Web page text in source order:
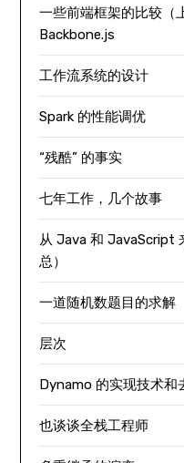
一些前端框架的比较（
Backbone.js
工作流系统的设计
Spark 的性能调优
“残酷” 的事实
七年工作，几个故事
从 Java 和 JavaScript
总）
一道随机数题目的求解
层次
Dynamo 的实现技术和
也谈谈全栈工程师